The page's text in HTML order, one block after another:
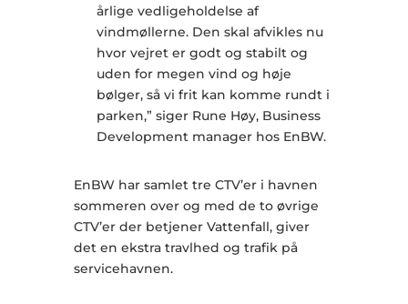
årlige vedligeholdelse af
vindmøllerne. Den skal afvikles nu
hvor vejret er godt og stabilt og
uden for megen vind og høje
bølger, så vi frit kan komme rundt i
parken,” siger Rune Høy, Business
Development manager hos EnBW.
EnBW har samlet tre CTV’er i havnen
sommeren over og med de to øvrige
CTV’er der betjener Vattenfall, giver
det en ekstra travlhed og trafik på
servicehavnen.